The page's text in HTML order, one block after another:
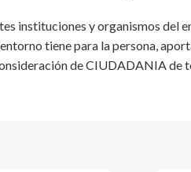
instituciones y organismos
tiene para la persona,
de CIUDADANIA de